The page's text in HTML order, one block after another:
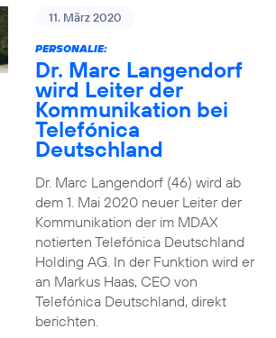
11. März 2020
PERSONALIE:
Dr. Marc Langendorf
wird Leiter der
Kommunikation bei
Telefónica
Deutschland
Dr. Marc Langendorf (46) wird ab
dem 1. Mai 2020 neuer Leiter der
Kommunikation der im MDAX
notierten Telefónica Deutschland
Holding AG. In der Funktion wird er
an Markus Haas, CEO von
Telefónica Deutschland, direkt
berichten.